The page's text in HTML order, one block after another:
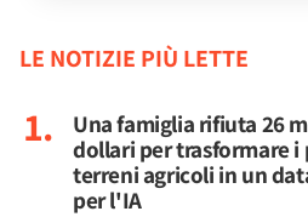
LE NOTIZIE PIÙ LETTE
Una famiglia rifiuta 26
dollari per trasformare i
terreni agricoli in un
per l'IA